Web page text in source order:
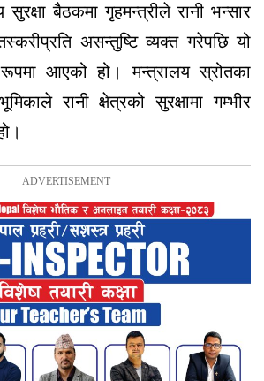
सुरक्षा बैठकमा गृहमन्त्रीले रानी भन्सार
असन्तुष्टि व्यक्त गरेपछि यो
रूपमा आएको हो। मन्त्रालय स्रोतका
रानी क्षेत्रको सुरक्षामा गम्भीर